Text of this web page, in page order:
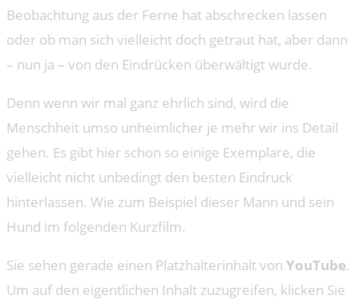
Beobachtung aus der Ferne hat abschrecken lassen
oder ob man sich vielleicht doch getraut hat, aber dann
– nun ja – von den Eindrücken überwältigt wurde.
Denn wenn wir mal ganz ehrlich sind, wird die
Menschheit umso unheimlicher je mehr wir ins Detail
gehen. Es gibt hier schon so einige Exemplare, die
vielleicht nicht unbedingt den besten Eindruck
hinterlassen. Wie zum Beispiel dieser Mann und sein
Hund im folgenden Kurzfilm.
Sie sehen gerade einen Platzhalterinhalt von YouTube.
Um auf den eigentlichen Inhalt zuzugreifen, klicken Sie